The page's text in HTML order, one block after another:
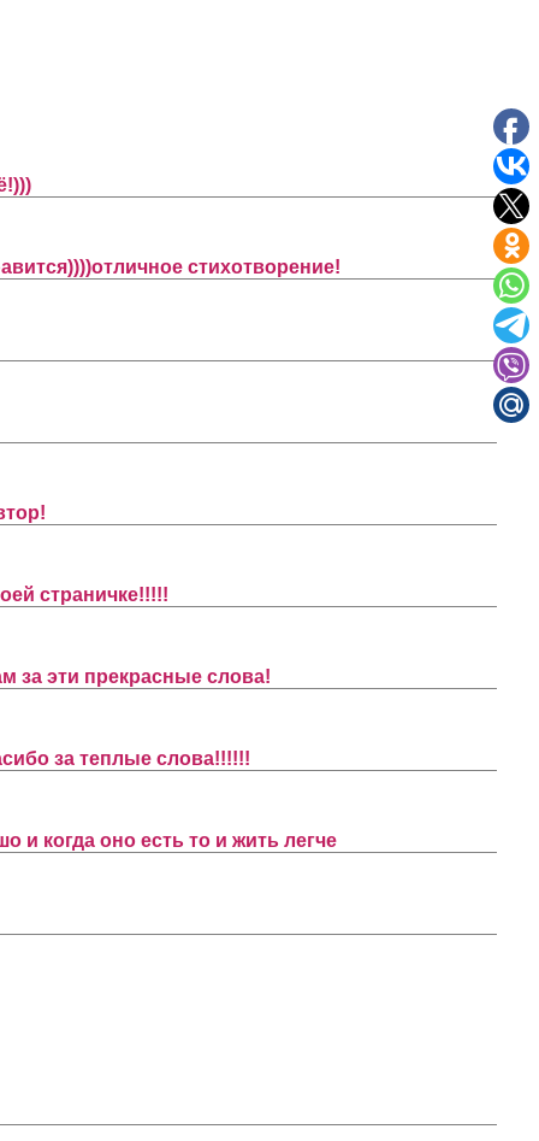
стихотворение!
страничке!!!!!
за эти прекрасные слова!
за теплые слова!!!!!!
и когда оно есть то и жить легче